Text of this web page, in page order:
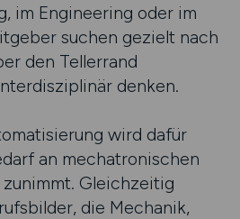
im Engineering oder im
suchen gezielt nach
den Tellerrand
denken.
wird dafür
an mechatronischen
Gleichzeitig
die Mechanik,